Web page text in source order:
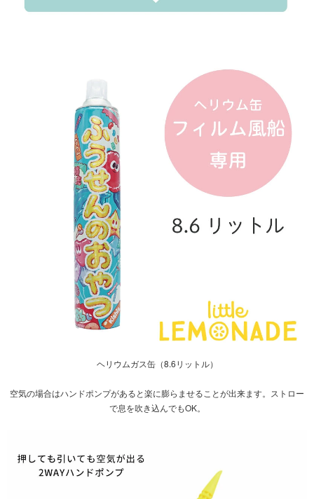
ヘリウムガス缶（8.6リットル）
空気の場合はハンドポンプがあると楽に膨らませることが出来ます。ストロー
で息を吹き込んでもOK。